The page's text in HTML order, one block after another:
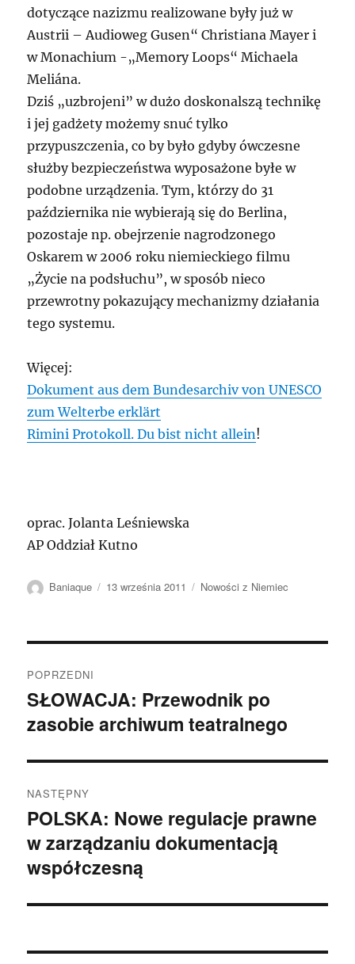
dotyczące nazizmu realizowane były już w
Austrii – Audioweg Gusen“ Christiana Mayer i
w Monachium -„Memory Loops“ Michaela
Meliána.
Dziś „uzbrojeni” w dużo doskonalszą technikę
i jej gadżety możemy snuć tylko
przypuszczenia, co by było gdyby ówczesne
służby bezpieczeństwa wyposażone byłe w
podobne urządzenia. Tym, którzy do 31
października nie wybierają się do Berlina,
pozostaje np. obejrzenie nagrodzonego
Oskarem w 2006 roku niemieckiego filmu
„Życie na podsłuchu”, w sposób nieco
przewrotny pokazujący mechanizmy działania
tego systemu.
Więcej:
Dokument aus dem Bundesarchiv von UNESCO
zum Welterbe erklärt
Rimini Protokoll. Du bist nicht allein!
oprac. Jolanta Leśniewska
AP Oddział Kutno
Autor
Baniaque
Data
13 września 2011 Kategorie
Nowości z Niemiec
wpisu
POPRZEDNI
Poprzedni
wpis:
SŁOWACJA: Przewodnik po
zasobie archiwum teatralnego
NASTĘPNY
Następny
wpis:
POLSKA: Nowe regulacje prawne
w zarządzaniu dokumentacją
współczesną